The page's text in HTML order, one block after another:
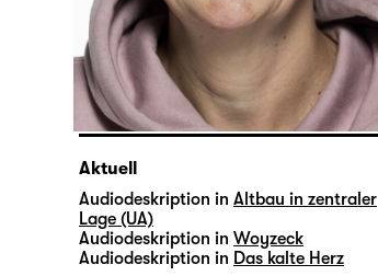
Aktuell
Audiodeskription in Altbau in zentraler
Lage (UA)
Audiodeskription in Woyzeck
Audiodeskription in Das kalte Herz